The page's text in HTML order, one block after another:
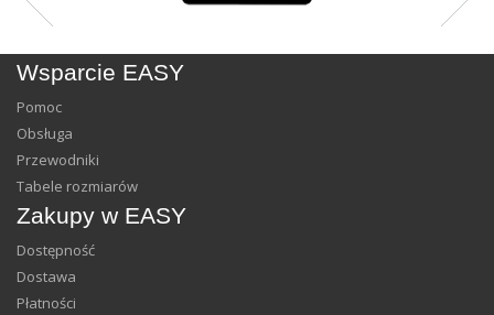
Wsparcie EASY
Pomoc
Obsługa
Przewodniki
Tabele rozmiarów
Zakupy w EASY
Dostępność
Dostawa
Płatności